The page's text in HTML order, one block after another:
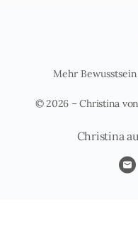
Mehr
© 2026 – Christina
Christina